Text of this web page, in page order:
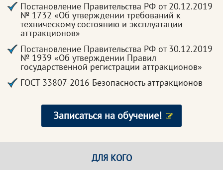
Постановление Правительства РФ от 20.12.2019
№ 1732 «Об утверждении требований к
техническому состоянию и эксплуатации
аттракционов»
Постановление Правительства РФ от 30.12.2019
№ 1939 «Об утверждении Правил
государственной регистрации аттракционов»
ГОСТ 33807-2016 Безопасность аттракционов
Записаться на обучение!
ДЛЯ КОГО